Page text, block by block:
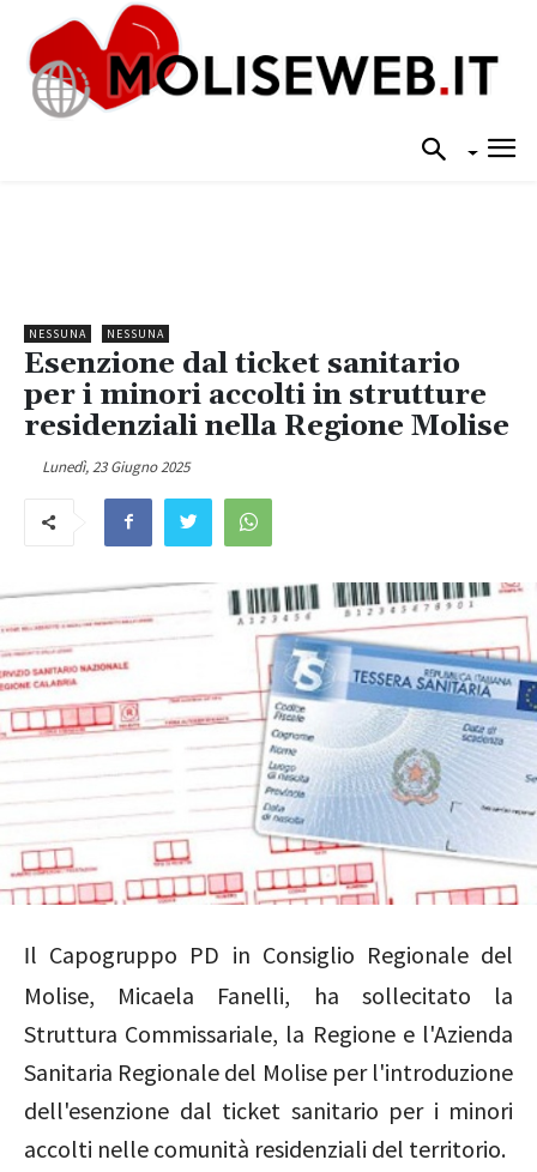
NESSUNA NESSUNA
Esenzione dal ticket sanitario
per i minori accolti in strutture
residenziali nella Regione Molise
Lunedì, 23 Giugno 2025
l Capogruppo PD in Consiglio Regionale del
Molise, Micaela Fanelli, ha sollecitato la
Struttura Commissariale, la Regione e l'Azienda
Sanitaria Regionale del Molise per l'introduzione
dell'esenzione dal ticket sanitario per i minori
accolti nelle comunità residenziali del territorio.